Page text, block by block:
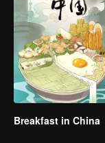
Breakfast in China